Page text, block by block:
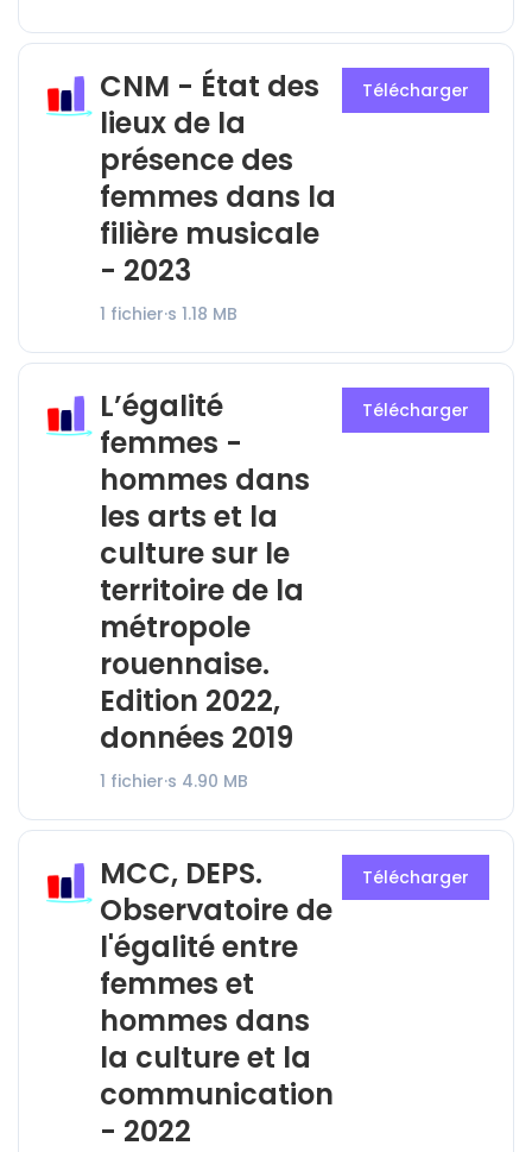
CNM - État des
lieux de la
présence des
femmes dans la
filière musicale
- 2023
1 fichier·s 1.18 MB
Télécharger
L’égalité
femmes -
hommes dans
les arts et la
culture sur le
territoire de la
métropole
rouennaise.
Edition 2022,
données 2019
1 fichier·s 4.90 MB
Télécharger
MCC, DEPS.
Observatoire de
l'égalité entre
femmes et
hommes dans
la culture et la
communication
- 2022
Télécharger